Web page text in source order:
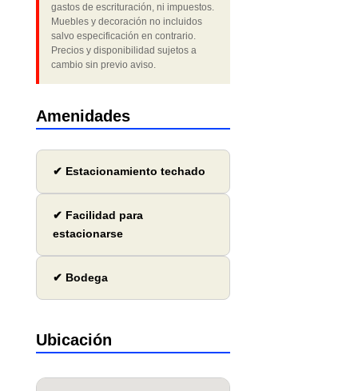
gastos de escrituración, ni impuestos.
Muebles y decoración no incluidos
salvo especificación en contrario.
Precios y disponibilidad sujetos a
cambio sin previo aviso.
Amenidades
✔ Estacionamiento techado
✔ Facilidad para
estacionarse
✔ Bodega
Ubicación